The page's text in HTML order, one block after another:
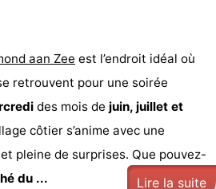
aan Zee est l’endroit idéal où
retrouvent pour une soirée
des mois de juin, juillet et
côtier s’anime avec une
pleine de surprises. Que pouvez-
du ... Lire la suite